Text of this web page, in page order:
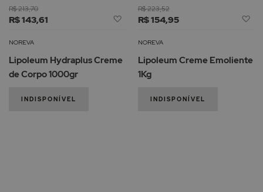
R$ 143,61
R$ 213,70
Adicionar
Lista
Desejos
NOREVA
Lipoleum Hydraplus Creme
de Corpo 1000gr
INDISPONÍVEL
R$ 154,95
R$ 223,52
NOREVA
Lipoleum Creme Emoliente
1Kg
INDISPONÍVEL